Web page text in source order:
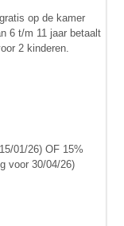
op de kamer
6 t/m 11 jaar betaalt
2 kinderen.
01/26) OF 15%
voor 30/04/26)